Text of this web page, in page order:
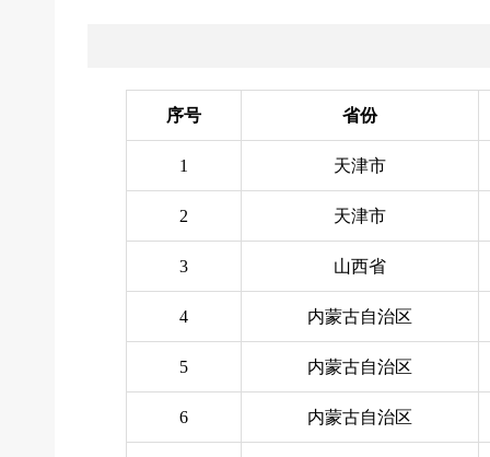
序号 省份
1 天津市
2 天津市
3 山西省
4 内蒙古自治区
5 内蒙古自治区
6 内蒙古自治区